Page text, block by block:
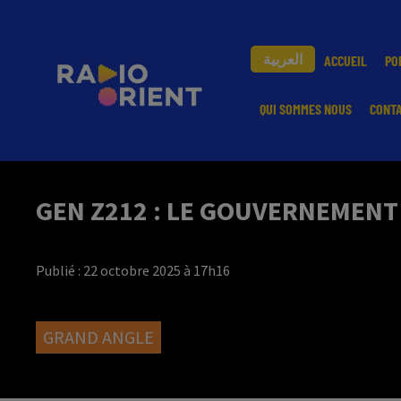
العربية ACCUEIL
QUI SOMMES NOUS
GEN Z212 : LE
Publié : 22 octobre 2025 à 17h16
GRAND ANGLE